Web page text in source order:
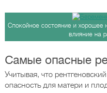
Спокойное состояние и
влияние на
Самые опасные
Учитывая, что
опасность для матери и